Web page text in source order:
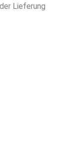
Lieferung